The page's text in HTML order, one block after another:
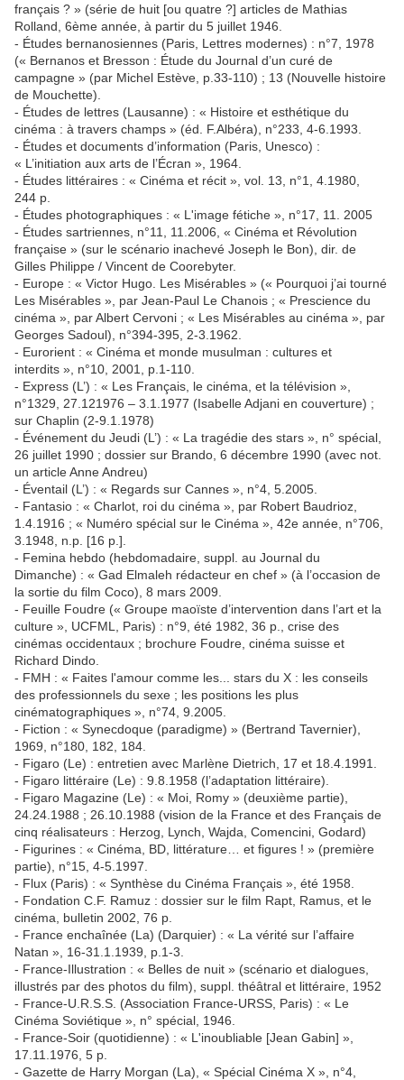
français ? » (série de huit [ou quatre ?] articles de Mathias
Rolland, 6ème année, à partir du 5 juillet 1946.
- Études bernanosiennes (Paris, Lettres modernes) : n°7, 1978
(« Bernanos et Bresson : Étude du Journal d’un curé de
campagne » (par Michel Estève, p.33-110) ; 13 (Nouvelle histoire
de Mouchette).
- Études de lettres (Lausanne) : « Histoire et esthétique du
cinéma : à travers champs » (éd. F.Albéra), n°233, 4-6.1993.
- Études et documents d’information (Paris, Unesco) :
« L’initiation aux arts de l’Écran », 1964.
- Études littéraires : « Cinéma et récit », vol. 13, n°1, 4.1980,
244 p.
- Études photographiques : « L'image fétiche », n°17, 11. 2005
- Études sartriennes, n°11, 11.2006, « Cinéma et Révolution
française » (sur le scénario inachevé Joseph le Bon), dir. de
Gilles Philippe / Vincent de Coorebyter.
- Europe : « Victor Hugo. Les Misérables » (« Pourquoi j’ai tourné
Les Misérables », par Jean-Paul Le Chanois ; « Prescience du
cinéma », par Albert Cervoni ; « Les Misérables au cinéma », par
Georges Sadoul), n°394-395, 2-3.1962.
- Eurorient : « Cinéma et monde musulman : cultures et
interdits », n°10, 2001, p.1-110.
- Express (L’) : « Les Français, le cinéma, et la télévision »,
n°1329, 27.121976 – 3.1.1977 (Isabelle Adjani en couverture) ;
sur Chaplin (2-9.1.1978)
- Événement du Jeudi (L’) : « La tragédie des stars », n° spécial,
26 juillet 1990 ; dossier sur Brando, 6 décembre 1990 (avec not.
un article Anne Andreu)
- Éventail (L’) : « Regards sur Cannes », n°4, 5.2005.
- Fantasio : « Charlot, roi du cinéma », par Robert Baudrioz,
1.4.1916 ; « Numéro spécial sur le Cinéma », 42e année, n°706,
3.1948, n.p. [16 p.].
- Femina hebdo (hebdomadaire, suppl. au Journal du
Dimanche) : « Gad Elmaleh rédacteur en chef » (à l’occasion de
la sortie du film Coco), 8 mars 2009.
- Feuille Foudre (« Groupe maoïste d’intervention dans l’art et la
culture », UCFML, Paris) : n°9, été 1982, 36 p., crise des
cinémas occidentaux ; brochure Foudre, cinéma suisse et
Richard Dindo.
- FMH : « Faites l'amour comme les... stars du X : les conseils
des professionnels du sexe ; les positions les plus
cinématographiques », n°74, 9.2005.
- Fiction : « Synecdoque (paradigme) » (Bertrand Tavernier),
1969, n°180, 182, 184.
- Figaro (Le) : entretien avec Marlène Dietrich, 17 et 18.4.1991.
- Figaro littéraire (Le) : 9.8.1958 (l’adaptation littéraire).
- Figaro Magazine (Le) : « Moi, Romy » (deuxième partie),
24.24.1988 ; 26.10.1988 (vision de la France et des Français de
cinq réalisateurs : Herzog, Lynch, Wajda, Comencini, Godard)
- Figurines : « Cinéma, BD, littérature… et figures ! » (première
partie), n°15, 4-5.1997.
- Flux (Paris) : « Synthèse du Cinéma Français », été 1958.
- Fondation C.F. Ramuz : dossier sur le film Rapt, Ramus, et le
cinéma, bulletin 2002, 76 p.
- France enchaînée (La) (Darquier) : « La vérité sur l’affaire
Natan », 16-31.1.1939, p.1-3.
- France-Illustration : « Belles de nuit » (scénario et dialogues,
illustrés par des photos du film), suppl. théâtral et littéraire, 1952
- France-U.R.S.S. (Association France-URSS, Paris) : « Le
Cinéma Soviétique », n° spécial, 1946.
- France-Soir (quotidienne) : « L'inoubliable [Jean Gabin] »,
17.11.1976, 5 p.
- Gazette de Harry Morgan (La), « Spécial Cinéma X », n°4,